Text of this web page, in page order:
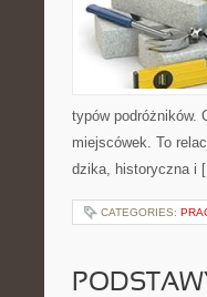
typów podróżników.
miejscówek. To
dzika, historyczna i
CATEGORIES: